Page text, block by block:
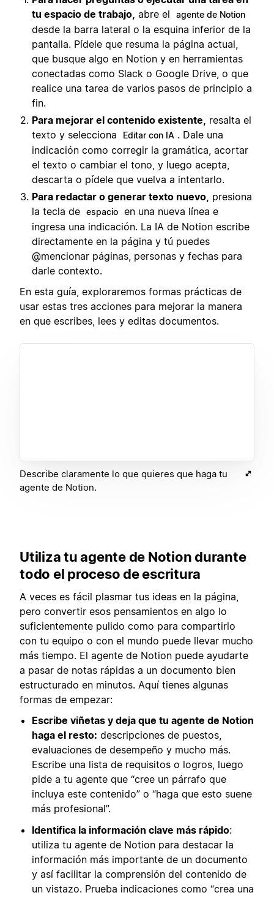
tu espacio de trabajo, abre el agente de Notion
desde la barra lateral o la esquina inferior de la
pantalla. Pídele que resuma la página actual,
que busque algo en Notion y en herramientas
conectadas como Slack o Google Drive, o que
realice una tarea de varios pasos de principio a
fin.
Para mejorar el contenido existente, resalta el
texto y selecciona
Editar con IA . Dale una
indicación como corregir la gramática, acortar
el texto o cambiar el tono, y luego acepta,
descarta o pídele que vuelva a intentarlo.
Para redactar o generar texto nuevo, presiona
la tecla de espacio en una nueva línea e
ingresa una indicación. La IA de Notion escribe
directamente en la página y tú puedes
@mencionar páginas, personas y fechas para
darle contexto.
En esta guía, exploraremos formas prácticas de
usar estas tres acciones para mejorar la manera
en que escribes, lees y editas documentos.
Describe claramente lo que quieres que haga tu
agente de Notion.
Utiliza tu agente de Notion durante
todo el proceso de escritura
A veces es fácil plasmar tus ideas en la página,
pero convertir esos pensamientos en algo lo
suficientemente pulido como para compartirlo
con tu equipo o con el mundo puede llevar mucho
más tiempo. El agente de Notion puede ayudarte
a pasar de notas rápidas a un documento bien
estructurado en minutos. Aquí tienes algunas
formas de empezar:
Escribe viñetas y deja que tu agente de Notion
haga el resto: descripciones de puestos,
evaluaciones de desempeño y mucho más.
Escribe una lista de requisitos o logros, luego
pide a tu agente que “cree un párrafo que
incluya este contenido” o “haga que esto suene
más profesional”.
Identifica la información clave más rápido:
utiliza tu agente de Notion para destacar la
información más importante de un documento
y así facilitar la comprensión del contenido de
un vistazo. Prueba indicaciones como “crea una